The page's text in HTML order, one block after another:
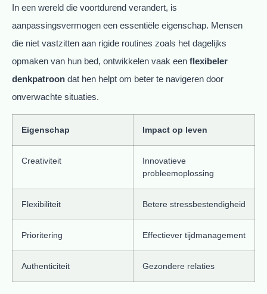
In een wereld die voortdurend verandert, is
aanpassingsvermogen een essentiële eigenschap. Mensen
die niet vastzitten aan rigide routines zoals het dagelijks
opmaken van hun bed, ontwikkelen vaak een flexibeler
denkpatroon dat hen helpt om beter te navigeren door
onverwachte situaties.
Eigenschap Impact op leven
Creativiteit
Innovatieve
probleemoplossing
Flexibiliteit Betere stressbestendigheid
Prioritering Effectiever tijdmanagement
Authenticiteit Gezondere relaties